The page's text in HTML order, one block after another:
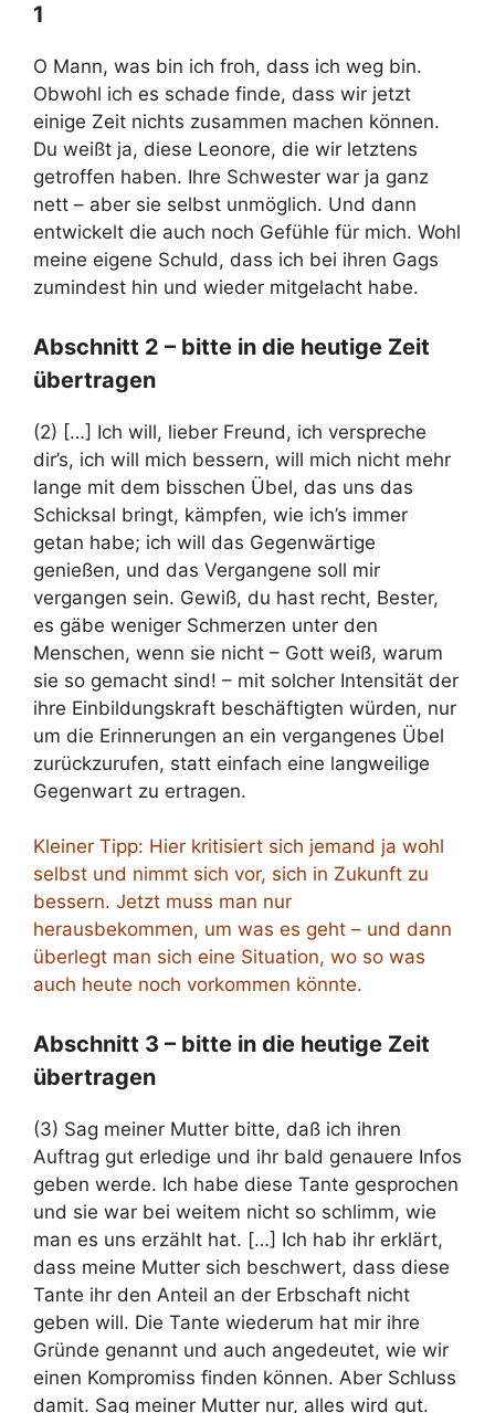
1
O Mann, was bin ich froh, dass ich weg bin.
Obwohl ich es schade finde, dass wir jetzt
einige Zeit nichts zusammen machen können.
Du weißt ja, diese Leonore, die wir letztens
getroffen haben. Ihre Schwester war ja ganz
nett – aber sie selbst unmöglich. Und dann
entwickelt die auch noch Gefühle für mich. Wohl
meine eigene Schuld, dass ich bei ihren Gags
zumindest hin und wieder mitgelacht habe.
Abschnitt 2 – bitte in die heutige Zeit
übertragen
(2) […] Ich will, lieber Freund, ich verspreche
dir’s, ich will mich bessern, will mich nicht mehr
lange mit dem bisschen Übel, das uns das
Schicksal bringt, kämpfen, wie ich’s immer
getan habe; ich will das Gegenwärtige
genießen, und das Vergangene soll mir
vergangen sein. Gewiß, du hast recht, Bester,
es gäbe weniger Schmerzen unter den
Menschen, wenn sie nicht – Gott weiß, warum
sie so gemacht sind! – mit solcher Intensität der
ihre Einbildungskraft beschäftigten würden, nur
um die Erinnerungen an ein vergangenes Übel
zurückzurufen, statt einfach eine langweilige
Gegenwart zu ertragen.
Kleiner Tipp: Hier kritisiert sich jemand ja wohl
selbst und nimmt sich vor, sich in Zukunft zu
bessern. Jetzt muss man nur
herausbekommen, um was es geht – und dann
überlegt man sich eine Situation, wo so was
auch heute noch vorkommen könnte.
Abschnitt 3 – bitte in die heutige Zeit
übertragen
(3) Sag meiner Mutter bitte, daß ich ihren
Auftrag gut erledige und ihr bald genauere Infos
geben werde. Ich habe diese Tante gesprochen
und sie war bei weitem nicht so schlimm, wie
man es uns erzählt hat. […] Ich hab ihr erklärt,
dass meine Mutter sich beschwert, dass diese
Tante ihr den Anteil an der Erbschaft nicht
geben will. Die Tante wiederum hat mir ihre
Gründe genannt und auch angedeutet, wie wir
einen Kompromiss finden können. Aber Schluss
damit. Sag meiner Mutter nur, alles wird gut.